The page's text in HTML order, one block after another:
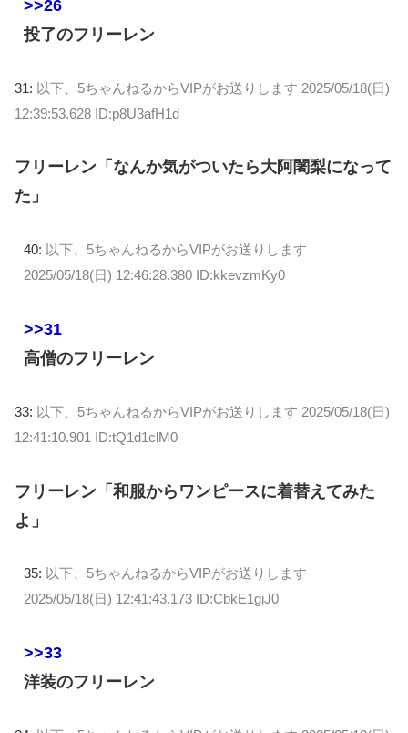
>>26
投了のフリーレン
31: 以下、5ちゃんねるからVIPがお送りします 2025/05/18(日)
12:39:53.628 ID:p8U3afH1d
フリーレン「なんか気がついたら大阿闍梨になって
た」
40: 以下、5ちゃんねるからVIPがお送りします
2025/05/18(日) 12:46:28.380 ID:kkevzmKy0
>>31
高僧のフリーレン
33: 以下、5ちゃんねるからVIPがお送りします 2025/05/18(日)
12:41:10.901 ID:tQ1d1clM0
フリーレン「和服からワンピースに着替えてみた
よ」
35: 以下、5ちゃんねるからVIPがお送りします
2025/05/18(日) 12:41:43.173 ID:CbkE1giJ0
>>33
洋装のフリーレン